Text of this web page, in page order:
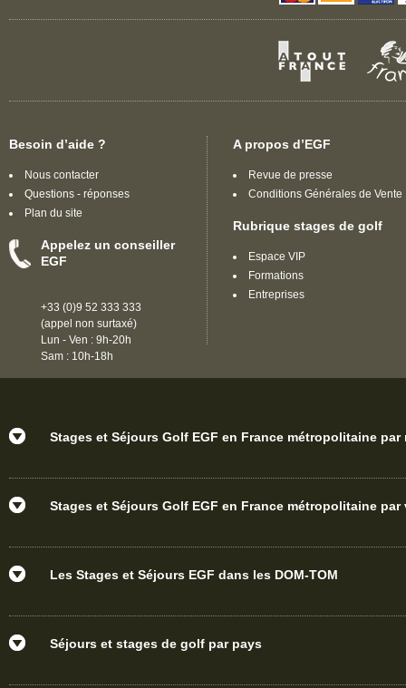
Besoin d’aide ?
Nous contacter
Questions - réponses
Plan du site
Appelez un conseiller
EGF
+33 (0)9 52 333 333
(appel non surtaxé)
Lun - Ven : 9h-20h
Sam : 10h-18h
A propos d’EGF
Revue de presse
Conditions Générales de Vente
Rubrique stages de golf
Espace VIP
Formations
Entreprises
Stages et Séjours Golf EGF en France métropolitaine par
Stages et Séjours Golf EGF en France métropolitaine par
Les Stages et Séjours EGF dans les DOM-TOM
Séjours et stages de golf par pays